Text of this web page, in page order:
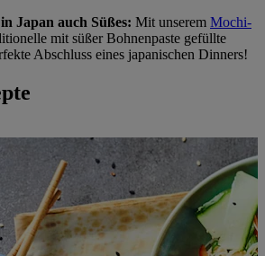
Japan auch Süßes: Mit unserem Mochi-
mit süßer Bohnenpaste gefüllte
Abschluss eines japanischen Dinners!